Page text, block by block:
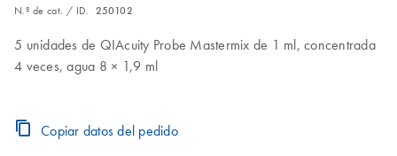
N.º de cat. / ID. 250102
5 unidades de QIAcuity Probe Mastermix de 1 ml, concentrada
4 veces, agua 8 × 1,9 ml
Copiar datos del pedido